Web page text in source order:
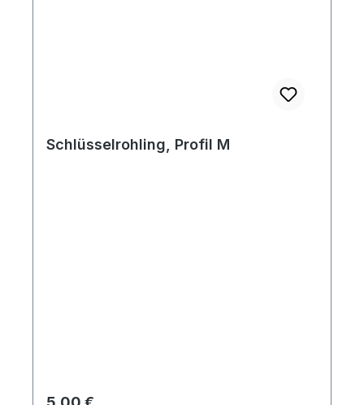
Schlüsselrohling, Profil M
Regulärer Preis: